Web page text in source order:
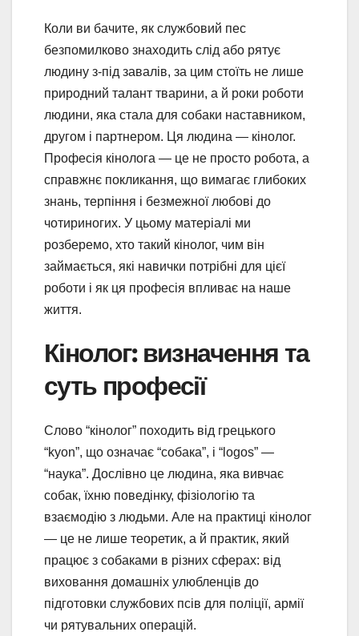
Коли ви бачите, як службовий пес
безпомилково знаходить слід або рятує
людину з-під завалів, за цим стоїть не лише
природний талант тварини, а й роки роботи
людини, яка стала для собаки наставником,
другом і партнером. Ця людина — кінолог.
Професія кінолога — це не просто робота, а
справжнє покликання, що вимагає глибоких
знань, терпіння і безмежної любові до
чотириногих. У цьому матеріалі ми
розберемо, хто такий кінолог, чим він
займається, які навички потрібні для цієї
роботи і як ця професія впливає на наше
життя.
Кінолог: визначення та
суть професії
Слово “кінолог” походить від грецького
“kyon”, що означає “собака”, і “logos” —
“наука”. Дослівно це людина, яка вивчає
собак, їхню поведінку, фізіологію та
взаємодію з людьми. Але на практиці кінолог
— це не лише теоретик, а й практик, який
працює з собаками в різних сферах: від
виховання домашніх улюбленців до
підготовки службових псів для поліції, армії
чи рятувальних операцій.